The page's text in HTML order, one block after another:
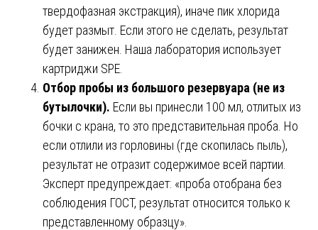
твердофазная экстракция), иначе пик хлорида
будет размыт. Если этого не сделать, результат
будет занижен. Наша лаборатория использует
картриджи SPE.
Отбор пробы из большого резервуара (не из
бутылочки). Если вы принесли 100 мл, отлитых из
бочки с крана, то это представительная проба. Но
если отлили из горловины (где скопилась пыль),
результат не отразит содержимое всей партии.
Эксперт предупреждает: «проба отобрана без
соблюдения ГОСТ, результат относится только к
представленному образцу».